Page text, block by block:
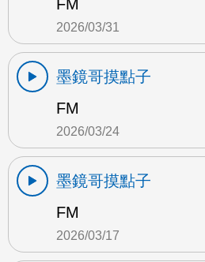
FM
2026/03/31
墨鏡哥摸點子
FM
2026/03/24
墨鏡哥摸點子
FM
2026/03/17